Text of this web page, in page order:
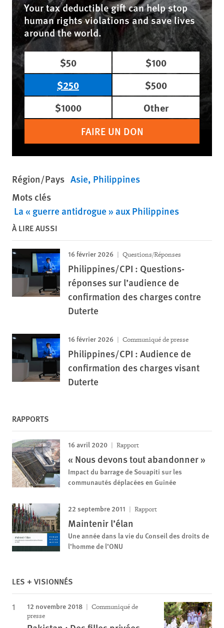
Your tax deductible gift can help stop
human rights violations and save lives
around the world.
$50
$100
$250
$500
$1000
Other
FAIRE UN DON
Région/Pays Asie Philippines
Mots clés
La « guerre antidrogue » aux Philippines
À LIRE AUSSI
16 février 2026 Questions/Réponses
Philippines/CPI : Questions-
réponses sur l’audience de
confirmation des charges contre
Duterte
16 février 2026 Communiqué de presse
Philippines/CPI : Audience de
confirmation des charges visant
Duterte
RAPPORTS
16 avril 2020 Rapport
« Nous devons tout abandonner »
Impact du barrage de Souapiti sur les
communautés déplacées en Guinée
22 septembre 2011 Rapport
Maintenir l’élan
Une année dans la vie du Conseil des droits de
l’homme de l’ONU
LES + VISIONNÉS
12 novembre 2018
Communiqué de
presse